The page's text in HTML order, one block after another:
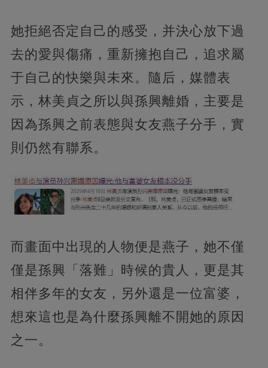
她拒絕否定自己的感受，并決心放下過
去的愛與傷痛，重新擁抱自己，追求屬
于自己的快樂與未來。隨后，媒體表
示，林美貞之所以與孫興離婚，主要是
因為孫興之前表態與女友燕子分手，實
則仍然有聯系。
而畫面中出現的人物便是燕子，她不僅
僅是孫興「落難」時候的貴人，更是其
相伴多年的女友，另外還是一位富婆，
想來這也是為什麼孫興離不開她的原因
之一。